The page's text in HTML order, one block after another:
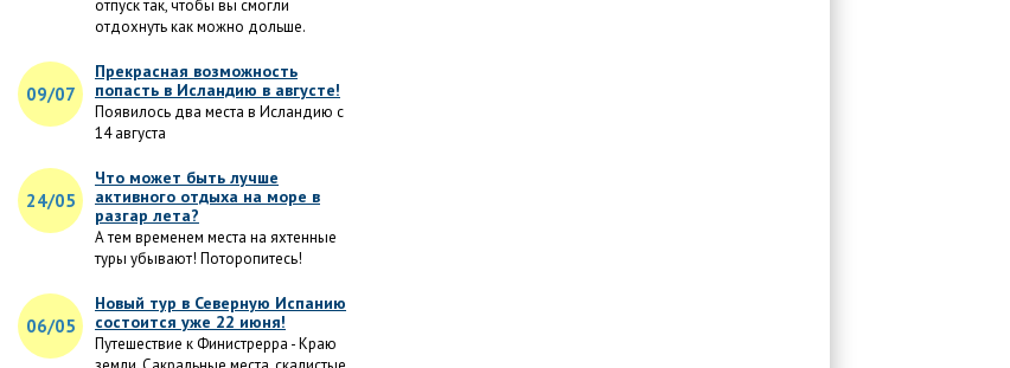
отпуск так, чтобы вы смогли
отдохнуть как можно дольше.
09/07
Прекрасная возможность
попасть в Исландию в августе!
Появилось два места в Исландию с
14 августа
24/05
Что может быть лучше
активного отдыха на море в
разгар лета?
А тем временем места на яхтенные
туры убывают! Поторопитесь!
06/05
Новый тур в Северную Испанию
состоится уже 22 июня!
Путешествие к Финистрерра - Краю